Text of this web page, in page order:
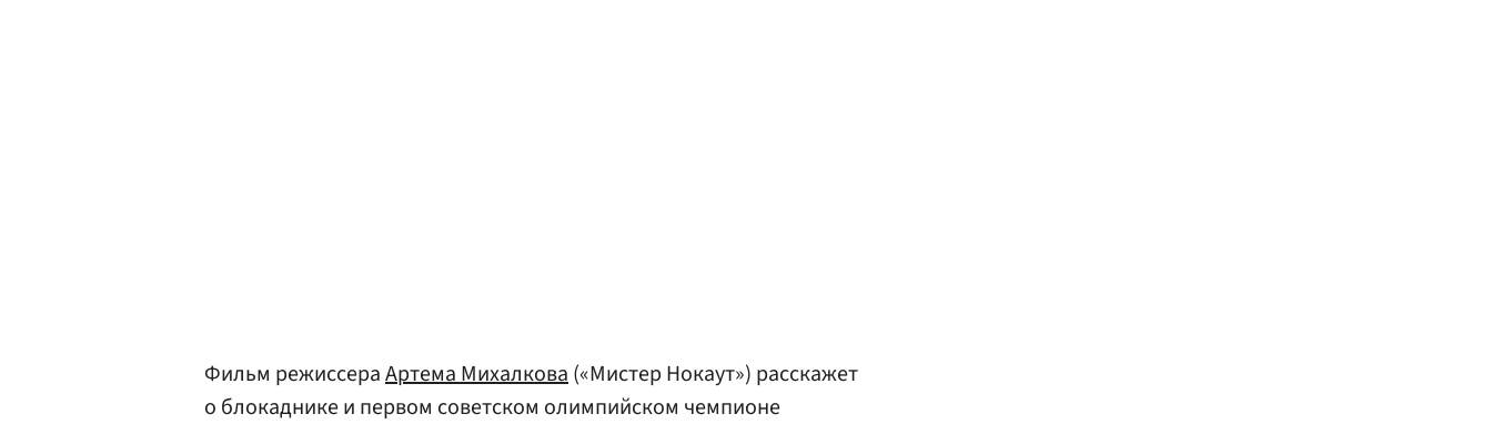
Фильм режиссераАртема Михалкова(«Мистер Нокаут») расскажет
о блокаднике и первом советском олимпийском чемпионе